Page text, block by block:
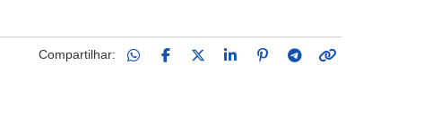
Compartilhar: